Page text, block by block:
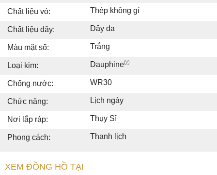
Chất liệu vỏ:
Thép không gỉ
Chất liệu dây: Dây da
Màu mặt số: Trắng
Loại kim: Dauphine
Chống nước: WR30
Chức năng: Lịch ngày
Nơi lắp ráp: Thụy Sĩ
Phong cách: Thanh lịch
XEM ĐỒNG HỒ TẠI